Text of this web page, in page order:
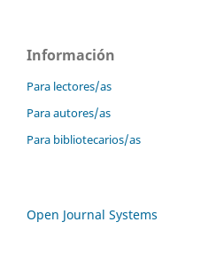
Información
Para lectores/as
Para autores/as
Para bibliotecarios/as
Open Journal Systems